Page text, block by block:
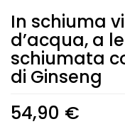
In schiuma
d’acqua, a
schiumata
di Ginseng
54,90 €